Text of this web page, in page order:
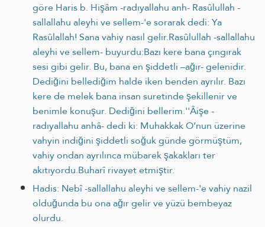
göre Haris b. Hişâm -radıyallahu anh- Rasûlullah -
sallallahu aleyhi ve sellem-'e sorarak dedi: Ya
Rasûlallah! Sana vahiy nasıl gelir.Rasûlullah -sallallahu
aleyhi ve sellem- buyurdu:Bazı kere bana çıngırak
sesi gibi gelir. Bu, bana en şiddetli –ağır- gelenidir.
Dediğini bellediğim halde iken benden ayrılır. Bazı
kere de melek bana insan suretinde şekillenir ve
benimle konuşur. Dediğini bellerim.''Âişe -
radıyallahu anhâ- dedi ki: Muhakkak O’nun üzerine
vahyin indiğini şiddetli soğuk günde görmüştüm,
vahiy ondan ayrılınca mübarek şakakları ter
akıtıyordu.Buharî rivayet etmiştir.
Hadis: Nebî -sallallahu aleyhi ve sellem-'e vahiy nazil
olduğunda bu ona ağır gelir ve yüzü bembeyaz
olurdu.